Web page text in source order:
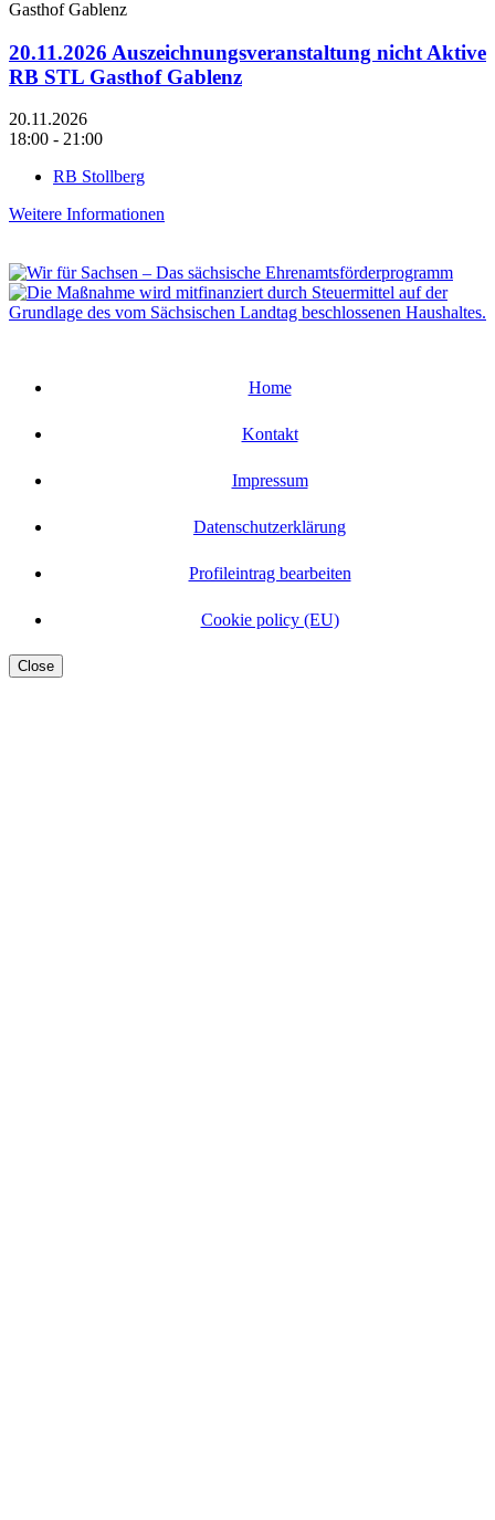
20.11.2026 Auszeichnungsveranstaltung nicht Aktive
RB STL Gasthof Gablenz
20.11.2026
18:00 - 21:00
RB Stollberg
Weitere Informationen
Home
Kontakt
Impressum
Datenschutzerklärung
Profileintrag bearbeiten
Cookie policy (EU)
Close